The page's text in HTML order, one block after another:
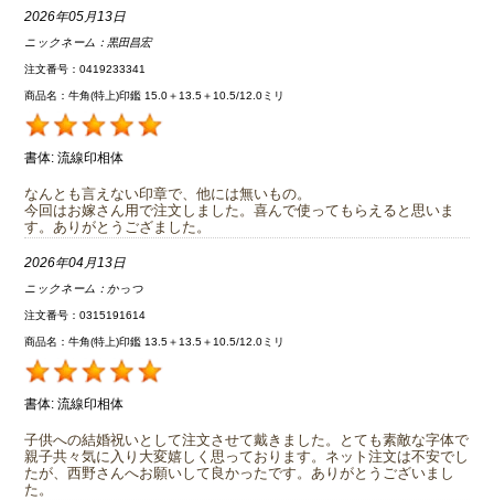
2026年05月13日
ニックネーム：黒田昌宏
注文番号：0419233341
商品名：牛角(特上)印鑑 15.0＋13.5＋10.5/12.0ミリ
書体: 流線印相体
なんとも言えない印章で、他には無いもの。
今回はお嫁さん用で注文しました。喜んで使ってもらえると思いま
す。ありがとうござました。
2026年04月13日
ニックネーム： かっつ
注文番号：0315191614
商品名：牛角(特上)印鑑 13.5＋13.5＋10.5/12.0ミリ
書体: 流線印相体
子供への結婚祝いとして注文させて戴きました。とても素敵な字体で
親子共々気に入り大変嬉しく思っております。ネット注文は不安でし
たが、西野さんへお願いして良かったです。ありがとうございまし
た。